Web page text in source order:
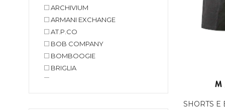
ARCHIVIUM
ARMANI EXCHANGE
AT.P.CO
BOB COMPANY
BOMBOOGIE
BRIGLIA
SHORTS